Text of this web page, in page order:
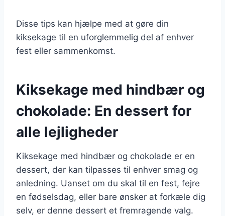
Disse tips kan hjælpe med at gøre din
kiksekage til en uforglemmelig del af enhver
fest eller sammenkomst.
Kiksekage med hindbær og
chokolade: En dessert for
alle lejligheder
Kiksekage med hindbær og chokolade er en
dessert, der kan tilpasses til enhver smag og
anledning. Uanset om du skal til en fest, fejre
en fødselsdag, eller bare ønsker at forkæle dig
selv, er denne dessert et fremragende valg.